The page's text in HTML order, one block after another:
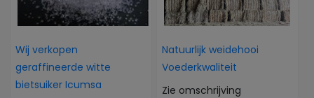
Wij verkopen
geraffineerde witte
bietsuiker Icumsa
Natuurlijk weidehooi
Voederkwaliteit
Zie omschrijving